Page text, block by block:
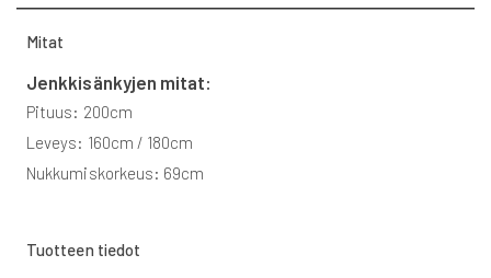
Mitat
Jenkkisänkyjen mitat:
Pituus: 200cm
Leveys: 160cm / 180cm
Nukkumiskorkeus: 69cm
Tuotteen tiedot